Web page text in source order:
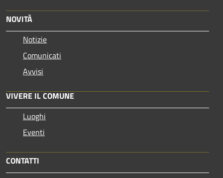
NOVITÀ
Notizie
Comunicati
Avvisi
VIVERE IL COMUNE
Luoghi
Eventi
CONTATTI